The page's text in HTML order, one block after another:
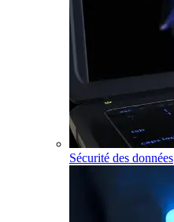
Sécurité des données